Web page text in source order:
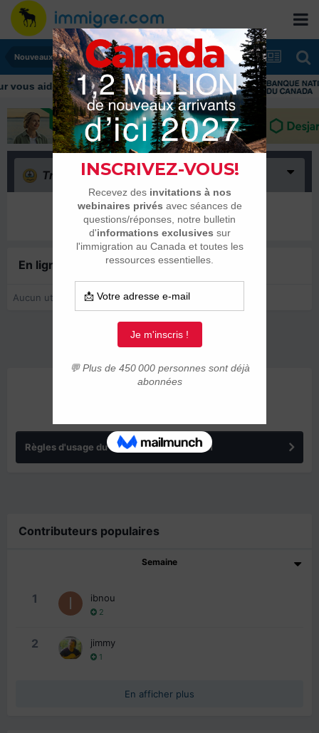
Nouveaux, présentez-vous
aider tout au long de votre transition
Triste (0)
Il n’y a encore rien ici
En ligne récemment0 membre est en ligne
Aucun utilisateur enregistré regarde cette page.
Règles d'usage du forum IMMIGRER.COM
Contributeurs populaires
Semaine
1 ibnou
2
2 jimmy
1
En afficher plus